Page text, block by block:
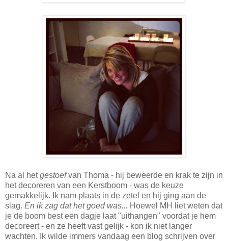
Na al hetgestoefvan Thoma - hij beweerde en krak te zijn in
het decoreren van een Kerstboom - was de keuze
gemakkelijk. Ik nam plaats in de zetel en hij ging aan de
slag. En ik zag dat het goed was... Hoewel MH liet weten dat
je de boom best een dagje laat "uithangen" voordat je hem
decoreert - en ze heeft vast gelijk - kon ik niet langer
wachten. Ik wilde immers vandaag een blog schrijven over